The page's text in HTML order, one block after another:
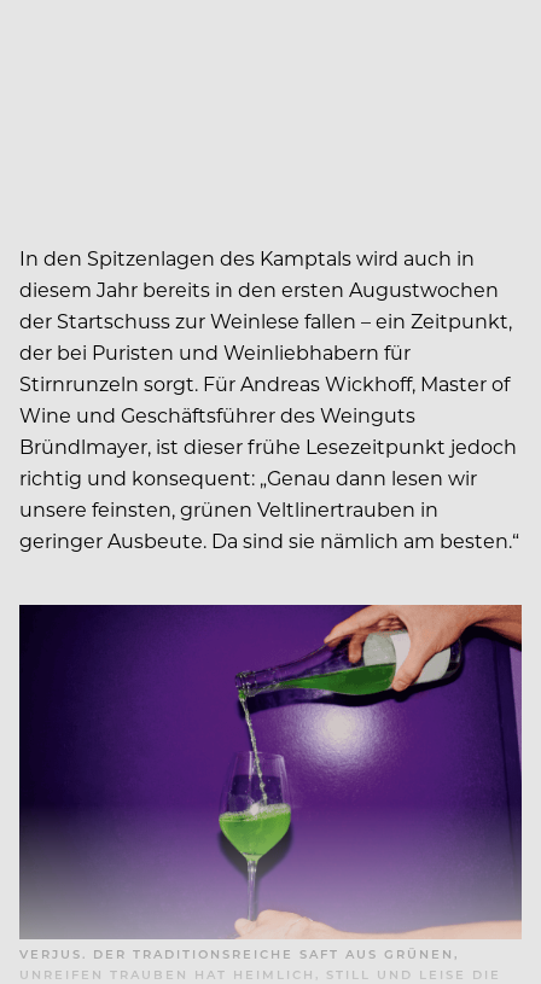
In den Spitzenlagen des Kamptals wird auch in
diesem Jahr bereits in den ersten Augustwochen
der Startschuss zur Weinlese fallen – ein Zeitpunkt,
der bei Puristen und Weinliebhabern für
Stirnrunzeln sorgt. Für Andreas Wickhoff, Master of
Wine und Geschäftsführer des Weinguts
Bründlmayer, ist dieser frühe Lesezeitpunkt jedoch
richtig und konsequent: „Genau dann lesen wir
unsere feinsten, grünen Veltlinertrauben in
geringer Ausbeute. Da sind sie nämlich am besten.“
VERJUS. DER TRADITIONS­REICHE SAFT AUS GRÜNEN,
UNREIFEN TRAUBEN HAT HEIMLICH, STILL UND LEISE DIE